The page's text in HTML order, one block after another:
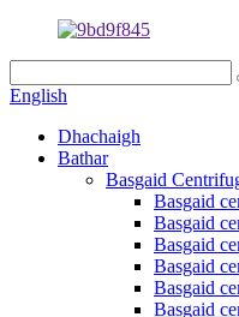
English
Dhachaigh
Bathar
Basgaid
Basgaid
Basgaid
Basgaid
Basgaid
Basgaid
Basgaid